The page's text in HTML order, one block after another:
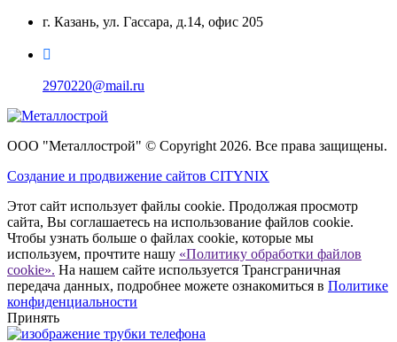
г. Казань, ул. Гассара, д.14, офис 205
2970220@mail.ru
ООО "Металлострой" © Copyright 2026. Все права защищены.
Создание и продвижение сайтов CITYNIX
Этот сайт использует файлы cookie. Продолжая просмотр
сайта, Вы соглашаетесь на использование файлов cookie.
Чтобы узнать больше о файлах cookie, которые мы
используем, прочтите нашу «Политику обработки файлов
cookie». На нашем сайте используется Трансграничная
передача данных, подробнее можете ознакомиться в Политике
конфиденциальности
Принять